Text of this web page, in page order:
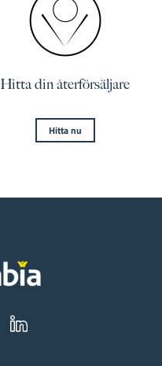
Hitta din återförsäljare
Hitta nu